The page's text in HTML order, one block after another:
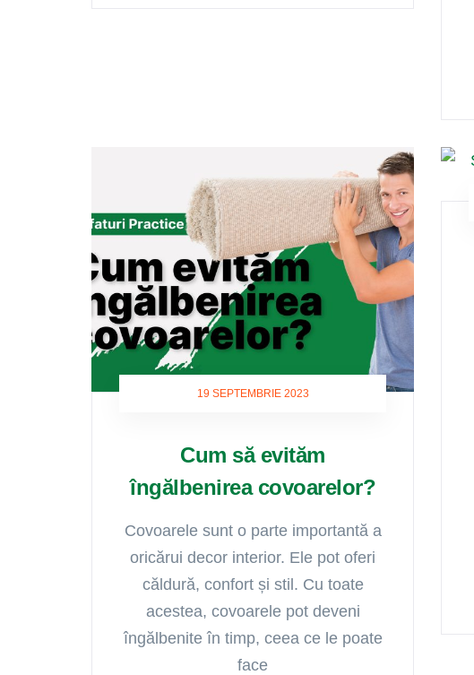
19 SEPTEMBRIE 2023
Cum să evităm
îngălbenirea covoarelor?
Covoarele sunt o parte importantă a
oricărui decor interior. Ele pot oferi
căldură, confort și stil. Cu toate
acestea, covoarele pot deveni
îngălbenite în timp, ceea ce le poate
face